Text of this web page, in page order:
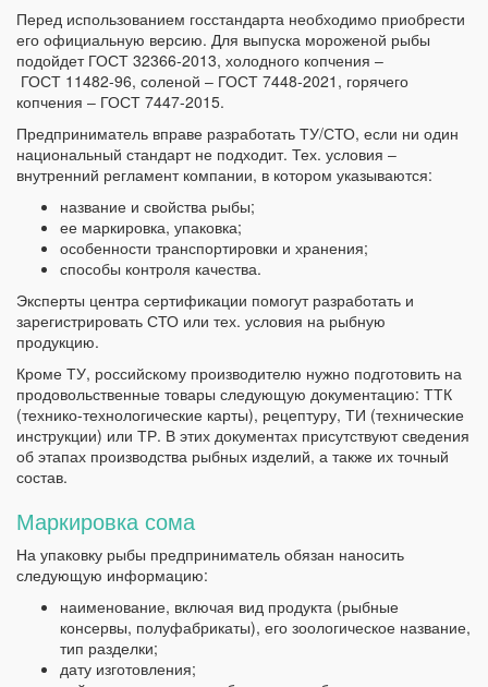
Перед использованием госстандарта необходимо приобрести
его официальную версию. Для выпуска мороженой рыбы
подойдет ГОСТ 32366-2013, холодного копчения ‒
ГОСТ 11482-96, соленой ‒ ГОСТ 7448-2021, горячего
копчения ‒ ГОСТ 7447-2015.
Предприниматель вправе разработать ТУ/СТО, если ни один
национальный стандарт не подходит. Тех. условия ‒
внутренний регламент компании, в котором указываются:
название и свойства рыбы;
ее маркировка, упаковка;
особенности транспортировки и хранения;
способы контроля качества.
Эксперты центра сертификации помогут разработать и
зарегистрировать СТО или тех. условия на рыбную
продукцию.
Кроме ТУ, российскому производителю нужно подготовить на
продовольственные товары следующую документацию: ТТК
(технико-технологические карты), рецептуру, ТИ (технические
инструкции) или ТР. В этих документах присутствуют сведения
об этапах производства рыбных изделий, а также их точный
состав.
Маркировка сома
На упаковку рыбы предприниматель обязан наносить
следующую информацию:
наименование, включая вид продукта (рыбные
консервы, полуфабрикаты), его зоологическое название,
тип разделки;
дату изготовления;